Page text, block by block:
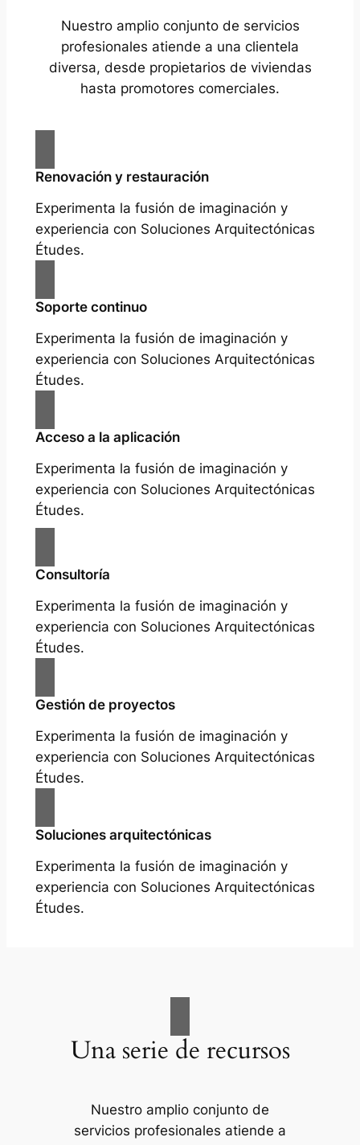
Nuestro amplio conjunto de servicios
profesionales atiende a una clientela
diversa, desde propietarios de viviendas
hasta promotores comerciales.
Renovación y restauración
Experimenta la fusión de imaginación y
experiencia con Soluciones Arquitectónicas
Études.
Soporte continuo
Experimenta la fusión de imaginación y
experiencia con Soluciones Arquitectónicas
Études.
Acceso a la aplicación
Experimenta la fusión de imaginación y
experiencia con Soluciones Arquitectónicas
Études.
Consultoría
Experimenta la fusión de imaginación y
experiencia con Soluciones Arquitectónicas
Études.
Gestión de proyectos
Experimenta la fusión de imaginación y
experiencia con Soluciones Arquitectónicas
Études.
Soluciones arquitectónicas
Experimenta la fusión de imaginación y
experiencia con Soluciones Arquitectónicas
Études.
Una serie de recursos
Nuestro amplio conjunto de
servicios profesionales atiende a